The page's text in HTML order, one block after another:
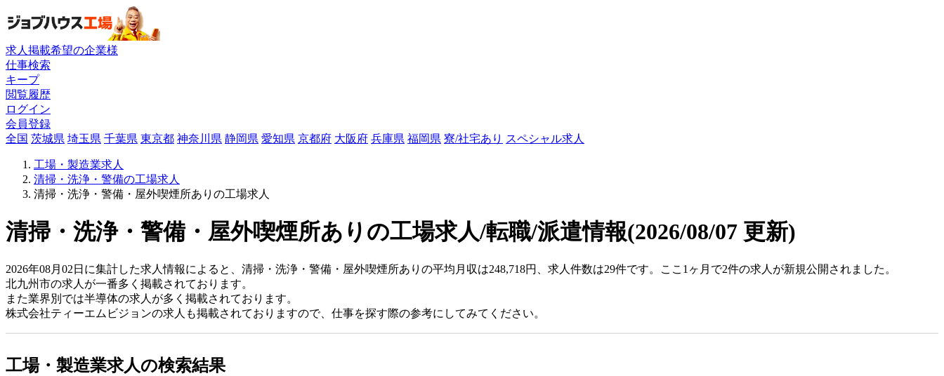
求人掲載希望の企業様
仕事検索
キープ
閲覧履歴
ログイン
会員登録
全国 茨城県 埼玉県 千葉県 東京都 神奈川県 静岡県 愛知県 京都府 大阪府 兵庫県 福岡県 寮/社宅あり スペシャル求人
工場・製造業求人
清掃・洗浄・警備の工場求人
清掃・洗浄・警備・屋外喫煙所ありの工場求人
清掃・洗浄・警備・屋外喫煙所ありの工場求人/転職/派遣情報(2026/08/07 更新)
2026年08月02日に集計した求人情報によると、清掃・洗浄・警備・屋外喫煙所ありの平均月収は248,718円、求人件数は29件です。ここ1ヶ月で2件の求人が新規公開されました。
北九州市の求人が一番多く掲載されております。
また業界別では半導体の求人が多く掲載されております。
株式会社ティーエムビジョンの求人も掲載されておりますので、仕事を探す際の参考にしてみてください。
工場・製造業求人の検索結果